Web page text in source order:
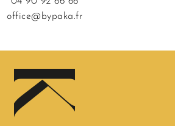
office@bypaka.fr